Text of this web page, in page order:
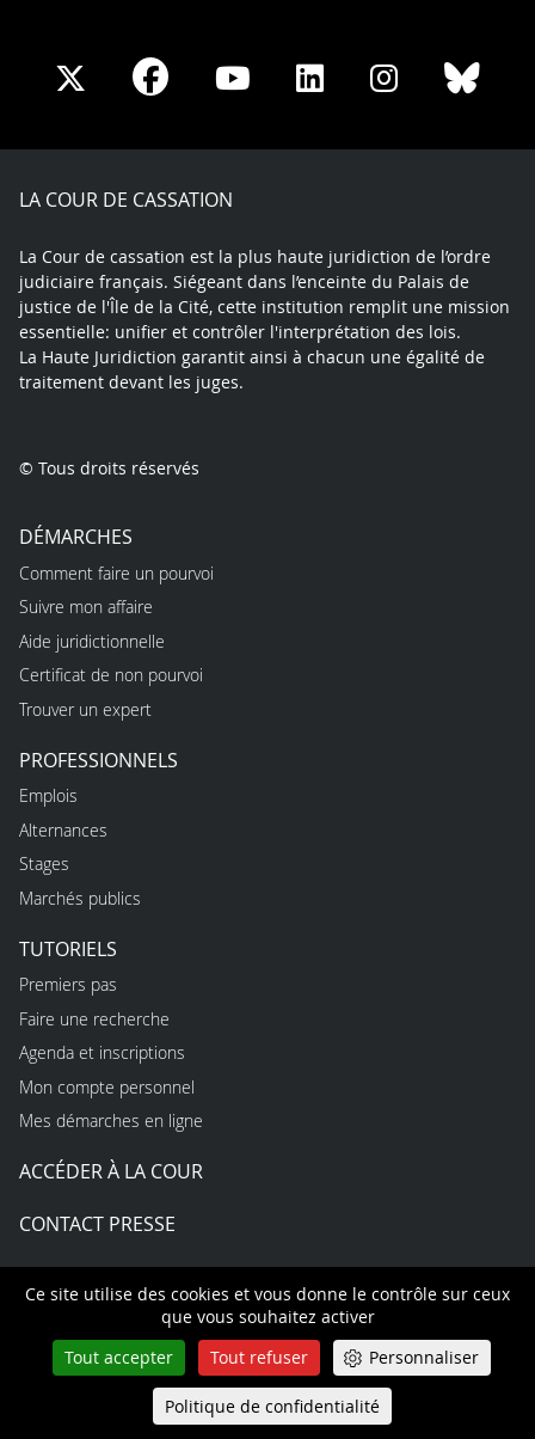
Ce site utilise des cookies et vous donne le contrôle sur ceux
que vous souhaitez activer
Tout accepter
Tout refuser Personnaliser
Politique de confidentialité
Share
X
Share
Facebook
Share
Youtube
Share
LinkedIn
Share
Instagram
LA COUR DE CASSATION
La Cour de cassation est la plus haute juridiction de l’ordre
judiciaire français. Siégeant dans l’enceinte du Palais de
justice de l'Île de la Cité, cette institution remplit une mission
essentielle: unifier et contrôler l'interprétation des lois.
La Haute Juridiction garantit ainsi à chacun une égalité de
traitement devant les juges.
© Tous droits réservés
DÉMARCHES
Comment faire un pourvoi
Suivre mon affaire
Aide juridictionnelle
Certificat de non pourvoi
Trouver un expert
PROFESSIONNELS
Emplois
Alternances
Stages
Marchés publics
TUTORIELS
Premiers pas
Faire une recherche
Agenda et inscriptions
Mon compte personnel
Mes démarches en ligne
ACCÉDER À LA COUR
CONTACT PRESSE
Règles d’utilisation du site
Protection des données personnelles
Accessibilité non conforme
Queue-Fair